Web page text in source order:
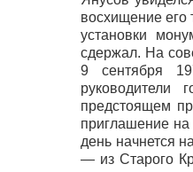
восхищение его
установки
сдержал. На
9 сентября
руководители
предстоящем
приглашение на
день начнется
— из Старого